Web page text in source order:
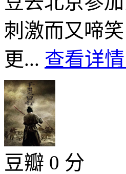
刺激而又啼
更... 查看详
豆瓣 0 分